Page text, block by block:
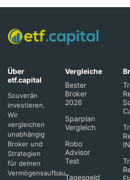
Über
etf.capital
Souverän
investieren.
Wir
vergleichen
unabhängig
Broker und
Strategien
für deinen
Vermögensaufbau.
Vergleiche
Bester
Broker
2026
Sparplan
Vergleich
Robo
Advisor
Test
Tagesgeld